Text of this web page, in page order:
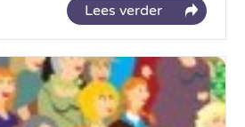
Lees verder